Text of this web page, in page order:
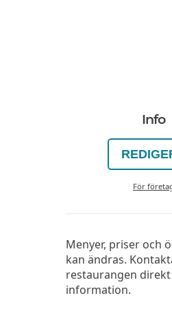
Info
För
Menyer, priser och
kan ändras.
restaurangen
information.